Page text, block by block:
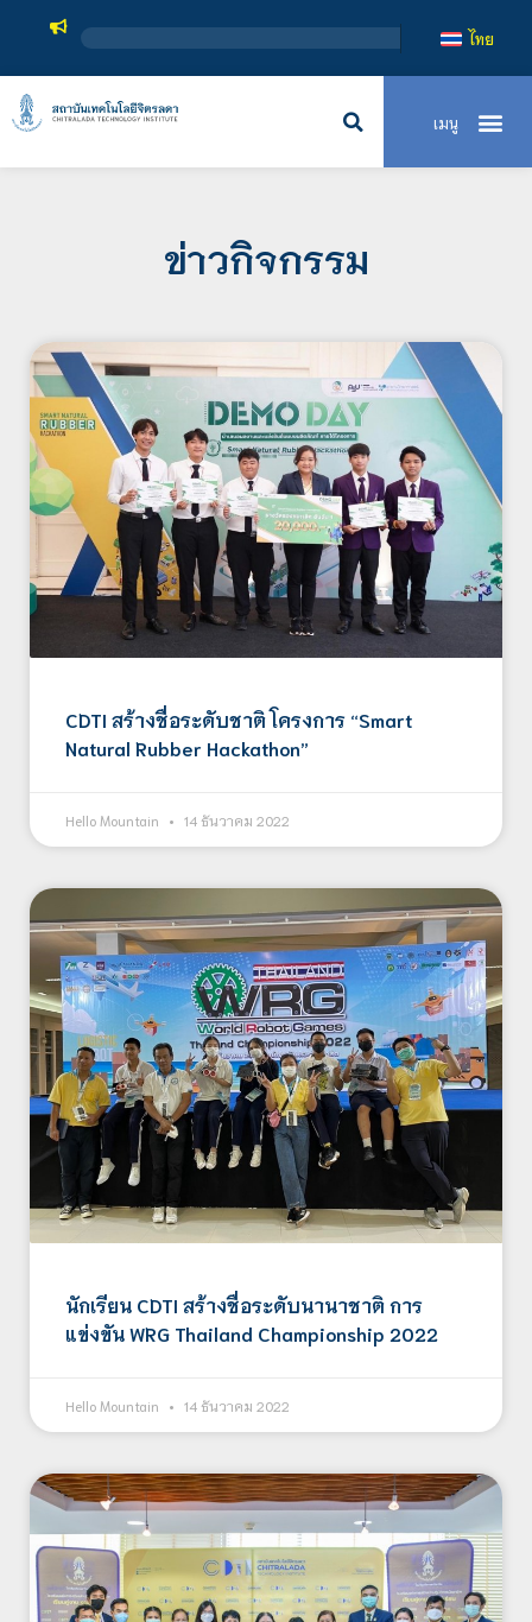
สถาบันเ
ไทย
ข่าวกิจกรรม
CDTI สร้างชื่อระดับชาติ โครงการ “Smart
Natural Rubber Hackathon”
Hello Mountain 14 ธันวาคม 2022
นักเรียน CDTI สร้างชื่อระดับนานาชาติ การ
แข่งขัน WRG Thailand Championship 2022
Hello Mountain 14 ธันวาคม 2022